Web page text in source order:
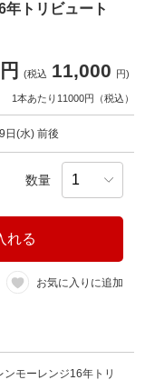
年トリビュート
(税込 11,000 円)
1本あたり11000円（税込）
日(水) 前後
数量
れる
お気に入りに追加
ンモーレンジ16年トリ